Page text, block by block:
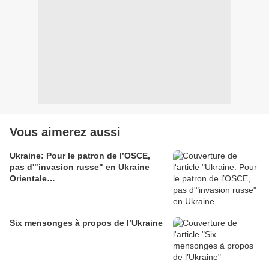
Vous aimerez aussi
Ukraine: Pour le patron de l’OSCE,
pas d'"invasion russe" en Ukraine
Orientale…
Six mensonges à propos de l’Ukraine